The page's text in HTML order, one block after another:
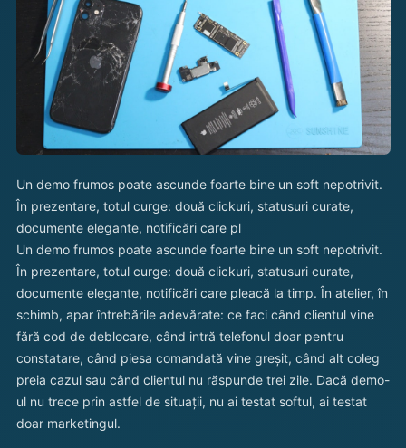
Un demo frumos poate ascunde foarte bine un soft nepotrivit.
În prezentare, totul curge: două clickuri, statusuri curate,
documente elegante, notificări care pl
Un demo frumos poate ascunde foarte bine un soft nepotrivit.
În prezentare, totul curge: două clickuri, statusuri curate,
documente elegante, notificări care pleacă la timp. În atelier, în
schimb, apar întrebările adevărate: ce faci când clientul vine
fără cod de deblocare, când intră telefonul doar pentru
constatare, când piesa comandată vine greșit, când alt coleg
preia cazul sau când clientul nu răspunde trei zile. Dacă demo-
ul nu trece prin astfel de situații, nu ai testat softul, ai testat
doar marketingul.